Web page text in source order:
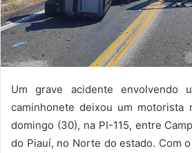
Um grave acidente envolvendo
caminhonete deixou um motorista
domingo (30), na PI-115, entre
do Piauí, no Norte do estado. Com